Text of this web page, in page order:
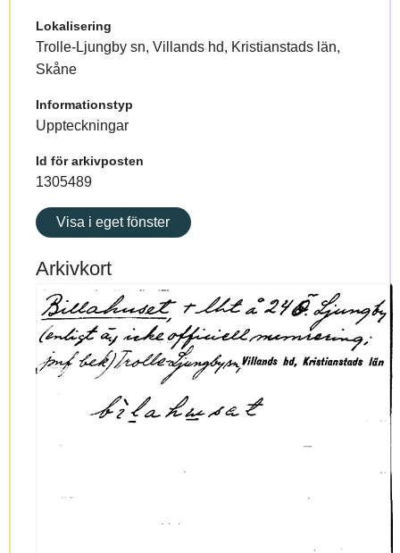
Lokalisering
Trolle-Ljungby sn, Villands hd, Kristianstads län,
Skåne
Informationstyp
Uppteckningar
Id för arkivposten
1305489
Visa i eget fönster
Arkivkort